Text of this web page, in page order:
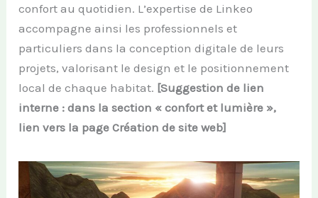
confort au quotidien. L’expertise de Linkeo
accompagne ainsi les professionnels et
particuliers dans la conception digitale de leurs
projets, valorisant le design et le positionnement
local de chaque habitat. [Suggestion de lien
interne : dans la section « confort et lumière »,
lien vers la page Création de site web]